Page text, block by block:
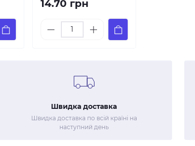
14.70 грн
Швидка доставка
Швидка доставка по всій країні на
наступний день